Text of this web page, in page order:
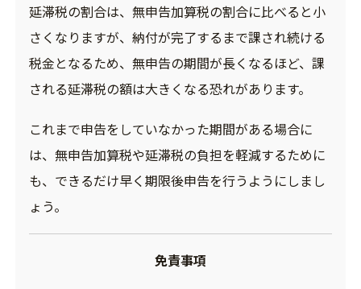
延滞税の割合は、無申告加算税の割合に比べると小
さくなりますが、納付が完了するまで課され続ける
税金となるため、無申告の期間が長くなるほど、課
される延滞税の額は大きくなる恐れがあります。
これまで申告をしていなかった期間がある場合に
は、無申告加算税や延滞税の負担を軽減するために
も、できるだけ早く期限後申告を行うようにしまし
ょう。
免責事項